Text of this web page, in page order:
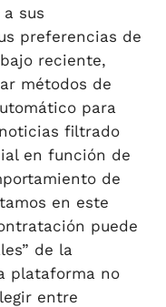
sus
preferencias de
reciente,
métodos de
para
filtrado
en función de
de
en este
puede
de la
plataforma no
entre